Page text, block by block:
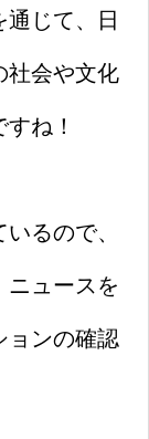
じて、日
社会や文化
ね！
るので、
ニュースを
ョンの確認